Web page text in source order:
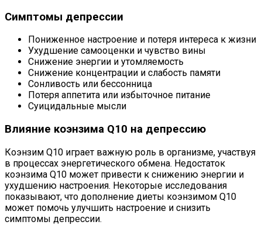
Симптомы депрессии
Пониженное настроение и потеря интереса к жизни
Ухудшение самооценки и чувство вины
Снижение энергии и утомляемость
Снижение концентрации и слабость памяти
Сонливость или бессонница
Потеря аппетита или избыточное питание
Суицидальные мысли
Влияние коэнзима Q10 на депрессию
Коэнзим Q10 играет важную роль в организме, участвуя
в процессах энергетического обмена. Недостаток
коэнзима Q10 может привести к снижению энергии и
ухудшению настроения. Некоторые исследования
показывают, что дополнение диеты коэнзимом Q10
может помочь улучшить настроение и снизить
симптомы депрессии.